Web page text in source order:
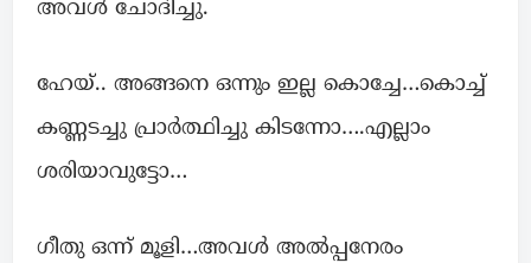
അവൾ ചോദിച്ചു.
ഹേയ്.. അങ്ങനെ ഒന്നും ഇല്ല കൊച്ചേ…കൊച്ച്
കണ്ണടച്ചു പ്രാർത്ഥിച്ചു കിടന്നോ….എല്ലാം
ശരിയാവുട്ടോ…
ഗീതു ഒന്ന് മൂളി…അവൾ അൽപ്പനേരം